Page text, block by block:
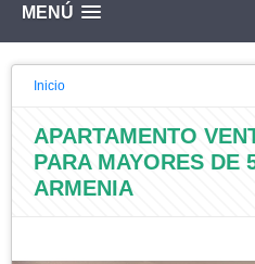
MENÚ
Inicio
APARTAMENTO
PARA MAYORES DE
ARMENIA